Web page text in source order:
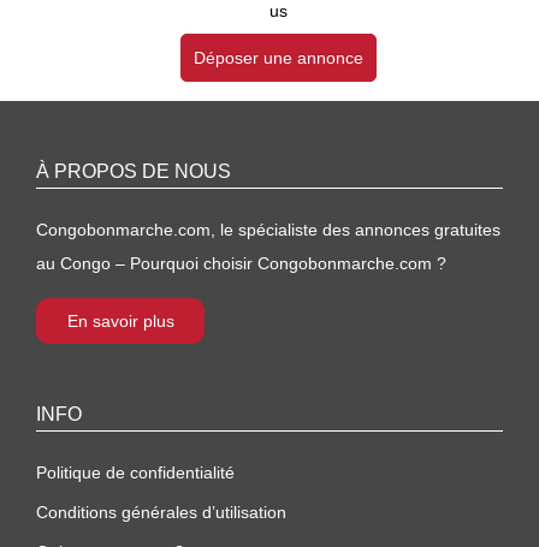
us
Déposer une annonce
À PROPOS DE NOUS
Congobonmarche.com, le spécialiste des annonces gratuites
au Congo – Pourquoi choisir Congobonmarche.com ?
En savoir plus
INFO
Politique de confidentialité
Conditions générales d’utilisation